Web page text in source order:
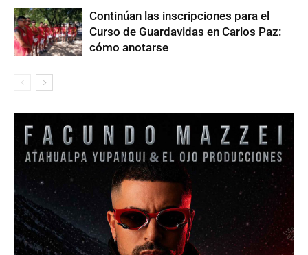
Continúan las inscripciones para el
Curso de Guardavidas en Carlos Paz:
cómo anotarse